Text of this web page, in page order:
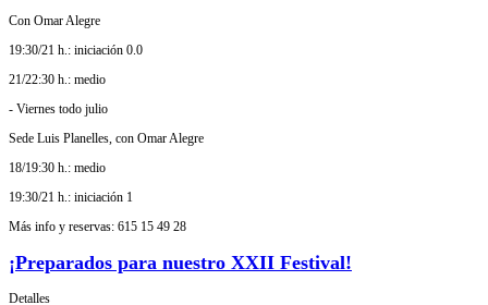
Con Omar Alegre
19:30/21 h.: iniciación 0.0
21/22:30 h.: medio
- Viernes todo julio
Sede Luis Planelles, con Omar Alegre
18/19:30 h.: medio
19:30/21 h.: iniciación 1
Más info y reservas: 615 15 49 28
¡Preparados para nuestro XXII Festival!
Detalles